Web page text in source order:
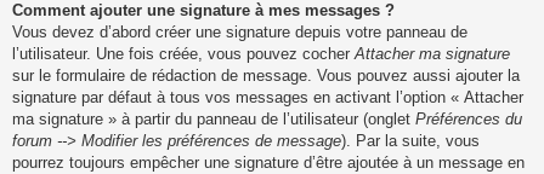
Comment ajouter une signature à mes messages ?
Vous devez d’abord créer une signature depuis votre panneau de
l’utilisateur. Une fois créée, vous pouvez cocherAttacher ma signature
sur le formulaire de rédaction de message. Vous pouvez aussi ajouter la
signature par défaut à tous vos messages en activant l’option « Attacher
ma signature » à partir du panneau de l’utilisateur (onglet Préférences du
forum --> Modifier les préférences de message). Par la suite, vous
pourrez toujours empêcher une signature d’être ajoutée à un message en